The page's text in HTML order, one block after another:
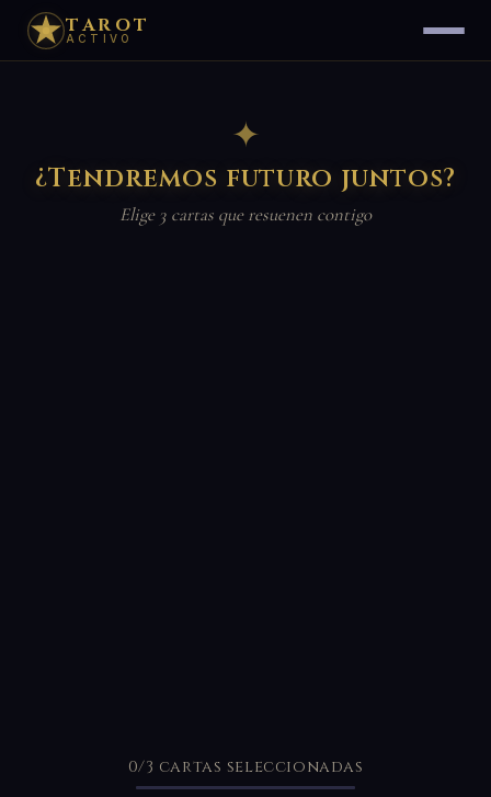
TAROT
ACTIVO
✦
¿Tendremos futuro juntos?
Elige 3 cartas que resuenen contigo
0/3 cartas seleccionadas